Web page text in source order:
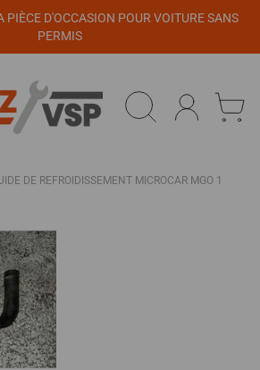
PIÈCE D'OCCASION POUR VOITURE SANS
PERMIS
DE REFROIDISSEMENT MICROCAR MGO 1